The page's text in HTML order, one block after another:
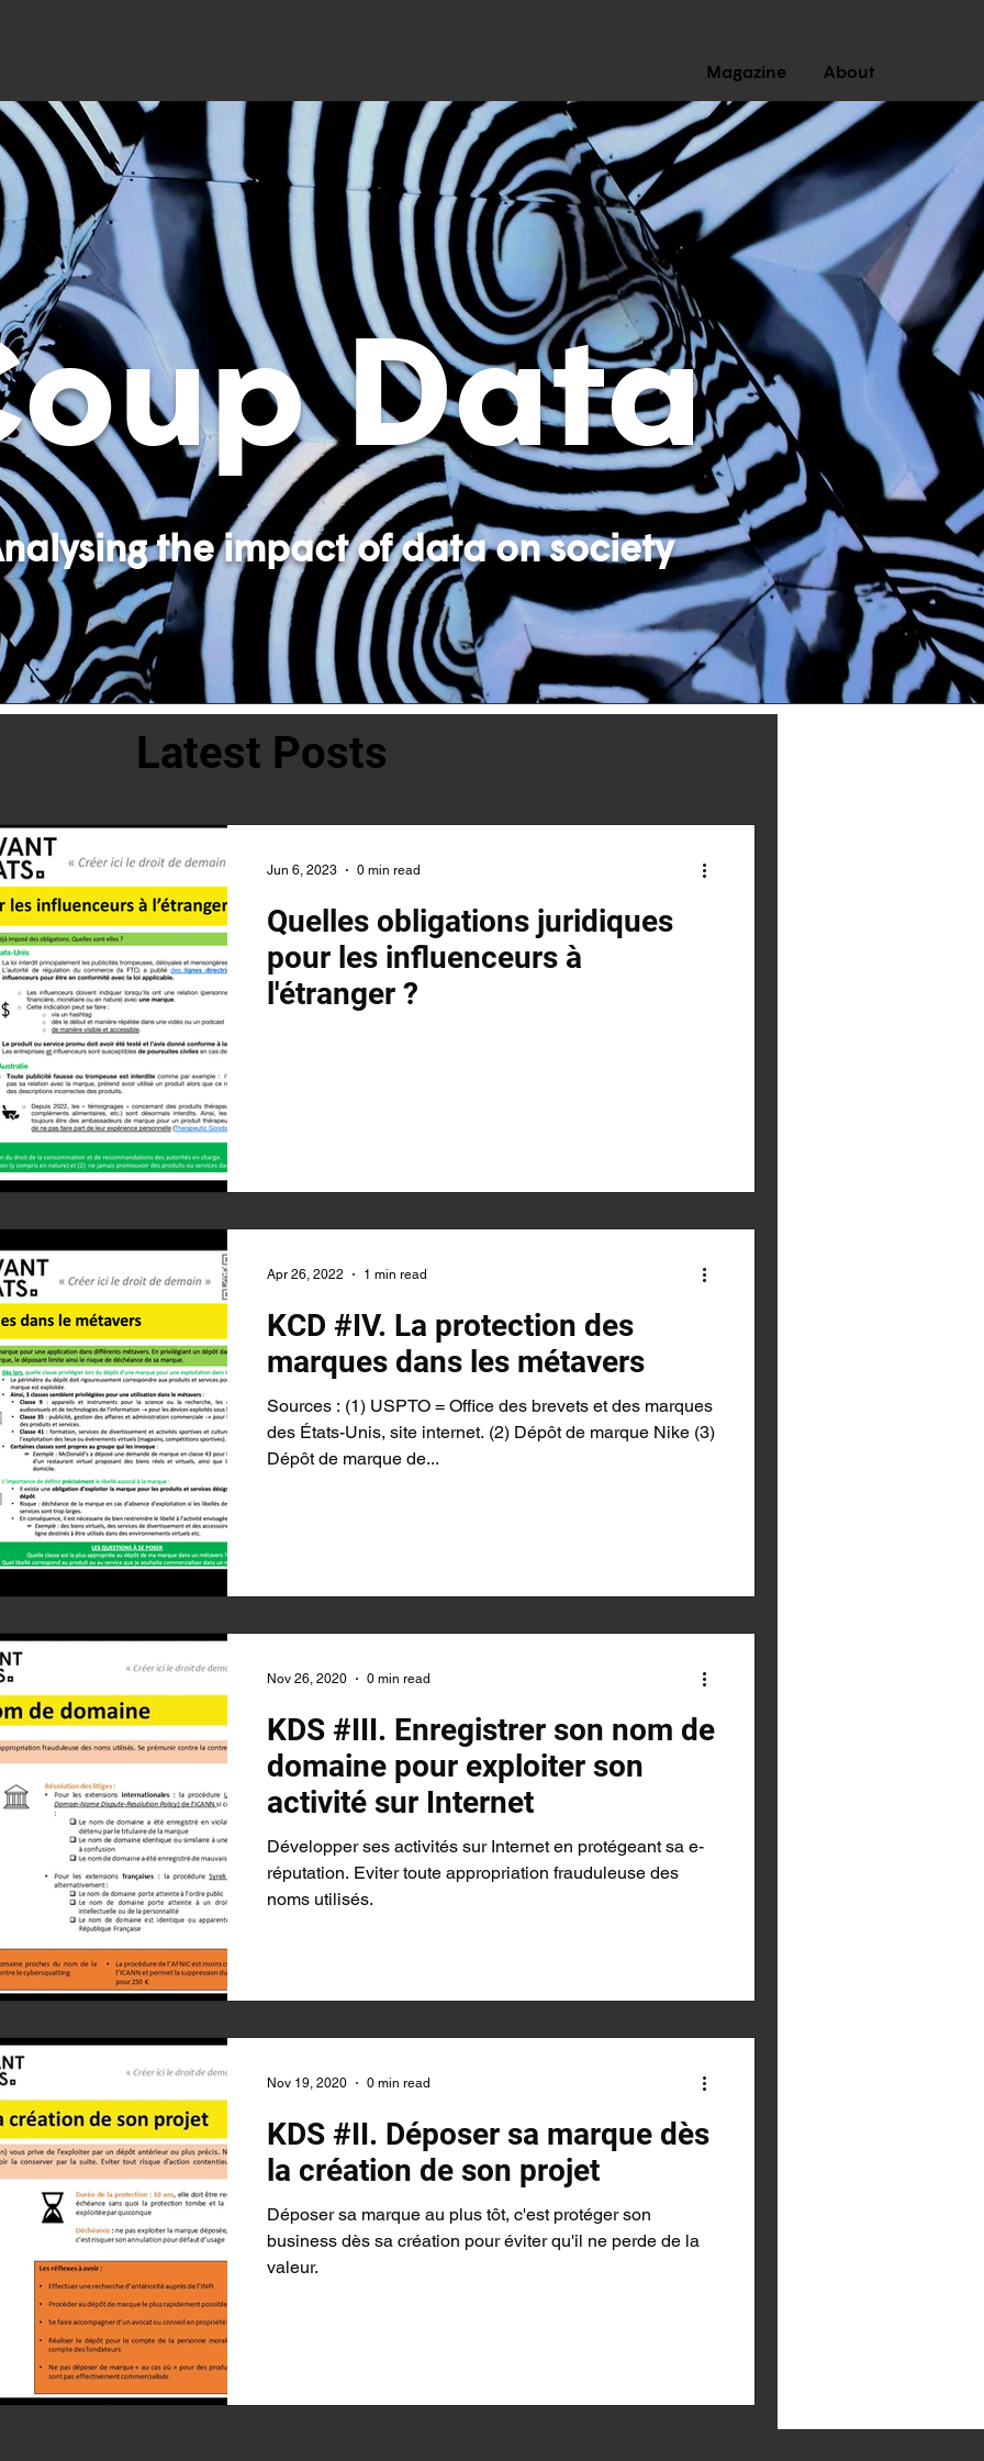
Magazine About
Data
the impact of data on society
Quelles obligations juridiques
pour les influenceurs à
l'étranger ?
Jun 6, 2023 0 min read
KCD #IV. La protection des
marques dans les métavers
Sources : (1) USPTO = Office des brevets et des marques
des États-Unis, site internet. (2) Dépôt de marque Nike (3)
Dépôt de marque de...
Apr 26, 2022 1 min read
KDS #III. Enregistrer son nom de
domaine pour exploiter son
activité sur Internet
Développer ses activités sur Internet en protégeant sa e-
réputation. Eviter toute appropriation frauduleuse des
noms utilisés.
Nov 26, 2020 0 min read
KDS #II. Déposer sa marque dès
la création de son projet
Déposer sa marque au plus tôt, c'est protéger son
business dès sa création pour éviter qu'il ne perde de la
valeur.
Nov 19, 2020 0 min read
Latest Posts